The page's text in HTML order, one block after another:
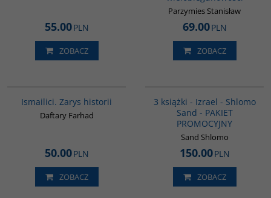
55.00PLN
ZOBACZ
Parzymies Stanisław
69.00PLN
ZOBACZ
Ismailici. Zarys historii
Daftary Farhad
50.00PLN
ZOBACZ
3 książki - Izrael - Shlomo
Sand - PAKIET
PROMOCYJNY
Sand Shlomo
150.00PLN
ZOBACZ